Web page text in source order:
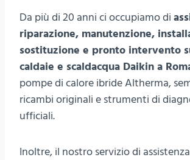
Da più di 20 anni ci occupiamo di
riparazione, manutenzione,
sostituzione e pronto intervento
caldaie e scaldacqua Daikin a
pompe di calore ibride Altherma,
ricambi originali e strumenti di
ufficiali.
Inoltre, il nostro servizio di